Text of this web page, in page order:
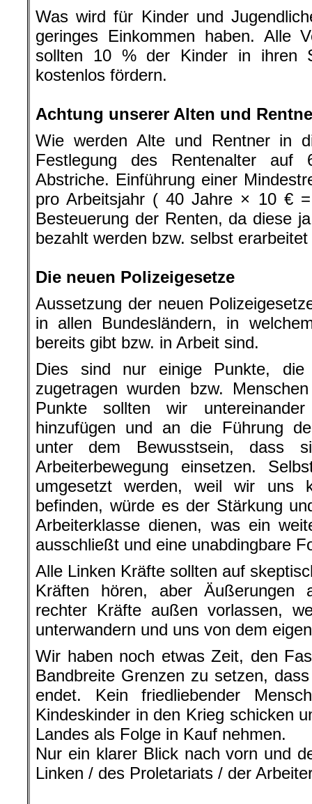
Was wird für Kinder und
geringes Einkommen haben. Alle
sollten 10 % der Kinder in ihren
kostenlos fördern.
Achtung unserer Alten und
Wie werden Alte und Rentner in
Festlegung des Rentenalter
Abstriche. Einführung einer
pro Arbeitsjahr ( 40 Jahre × 10 €
Besteuerung der Renten, da diese
bezahlt werden bzw. selbst
Die neuen Polizeigesetze
Aussetzung der neuen
in allen Bundesländern, in
bereits gibt bzw. in Arbeit sind.
Dies sind nur einige Punkte,
zugetragen wurden bzw.
Punkte sollten wir
hinzufügen und an die Führung
unter dem Bewusstsein, dass
Arbeiterbewegung einsetzen.
umgesetzt werden, weil wir uns
befinden, würde es der Stärkung
Arbeiterklasse dienen, was ein
ausschließt und eine unabdingbare
Alle Linken Kräfte sollten auf
Kräften hören, aber Äußerungen
rechter Kräfte außen vorlassen,
unterwandern und uns von dem
Wir haben noch etwas Zeit, den
Bandbreite Grenzen zu setzen,
endet. Kein friedliebender
Kindeskinder in den Krieg schicken
Landes als Folge in Kauf nehmen.
Nur ein klarer Blick nach vorn und
Linken / des Proletariats / der